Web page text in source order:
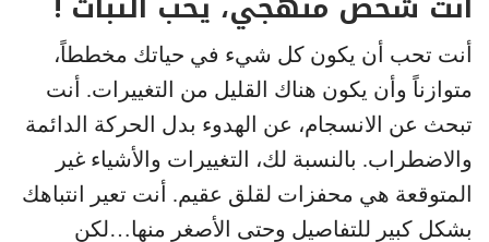
أنت تحب أن يكون كل شيء في حياتك مخططاً،
متوازناً وأن يكون هناك القليل من التغييرات. أنت
تبحث عن الانسجام، عن الهدوء بدل الحركة الدائمة
والاضطراب. بالنسبة لك، التغييرات والأشياء غير
المتوقعة هي محفزات لقلق عقيم. أنت تعير انتباهك
بشكل كبير للتفاصيل وحتى الأصغر منها…لكن